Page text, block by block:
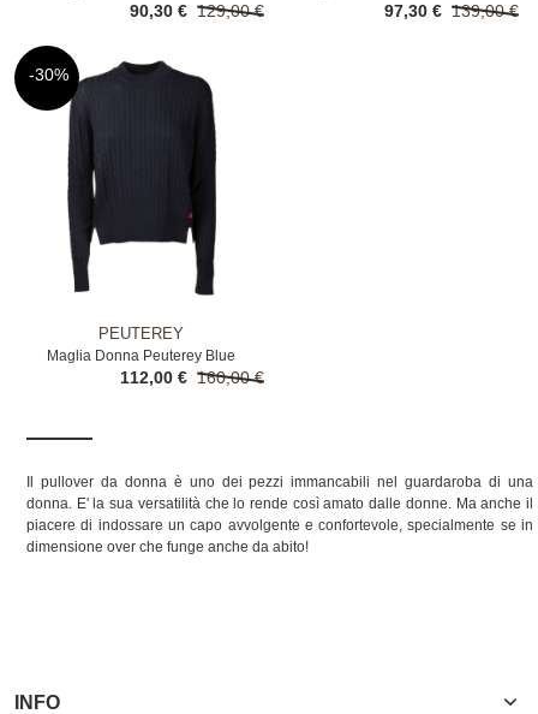
129,00 €
90,30 € 139,00 €
97,30 €
-30%
PEUTEREY
Maglia Donna Peuterey Blue
160,00 €
112,00 €
Il pullover da donna è uno dei pezzi immancabili nel guardaroba di una
donna. E' la sua versatilità che lo rende così amato dalle donne. Ma anche il
piacere di indossare un capo avvolgente e confortevole, specialmente se in
dimensione over che funge anche da abito!
INFO